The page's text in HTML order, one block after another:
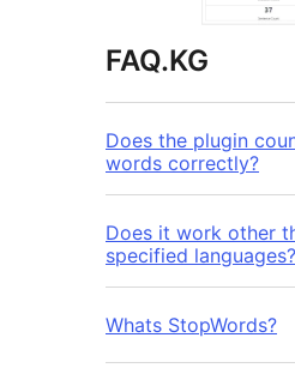
FAQ.KG
Does the plugin
words correctly?
Does it work other
specified languages?
Whats StopWords?